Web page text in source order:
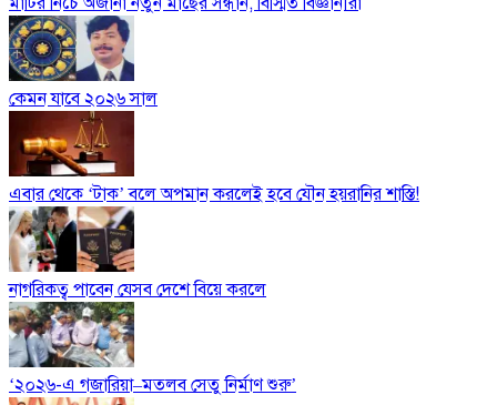
কেমন যাবে ২০২৬ সাল
এবার থেকে ‘টাক’ বলে অপমান করলেই হবে যৌন হয়রানির শাস্তি!
নাগরিকত্ব পাবেন যেসব দেশে বিয়ে করলে
‘২০২৬-এ গজারিয়া–মতলব সেতু নির্মাণ শুরু’